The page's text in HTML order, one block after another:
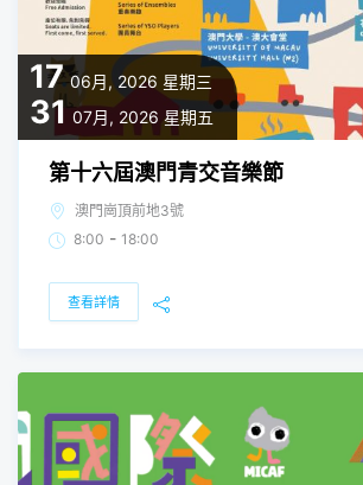
17 06月, 2026 星期三
31 07月, 2026 星期五
第十六屆澳門青交音樂節
澳門崗頂前地3號
8:00 - 18:00
查看詳情